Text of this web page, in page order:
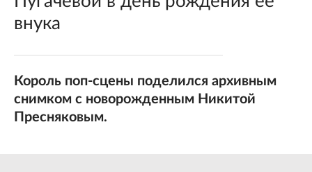
внука
Король поп-сцены поделился архивным
снимком с новорожденным Никитой
Пресняковым.